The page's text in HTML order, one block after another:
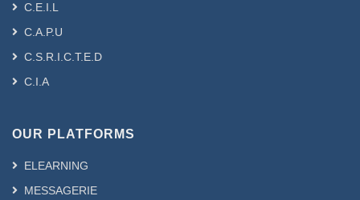
C.E.I.L
C.A.P.U
C.S.R.I.C.T.E.D
C.I.A
OUR PLATFORMS
ELEARNING
MESSAGERIE